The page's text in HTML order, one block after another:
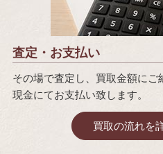
査定・お支払い
その場で査定し、買取金額に
現金にてお支払い致します。
買取の流れを